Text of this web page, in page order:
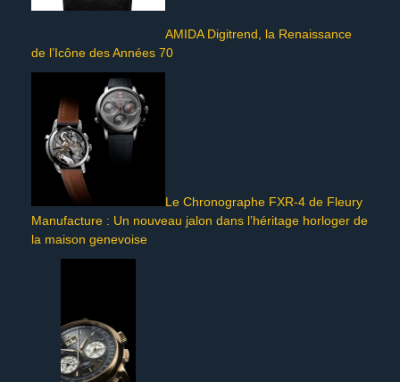
AMIDA Digitrend, la Renaissance
de l’Icône des Années 70
Le Chronographe FXR-4 de Fleury
Manufacture : Un nouveau jalon dans l’héritage horloger de
la maison genevoise